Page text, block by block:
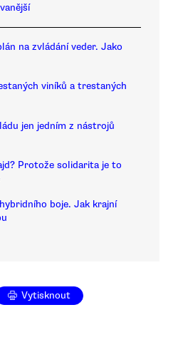
na zvládání veder. Jako
viníků a trestaných
jen jedním z nástrojů
Protože solidarita je to
boje. Jak krajní
Vytisknout